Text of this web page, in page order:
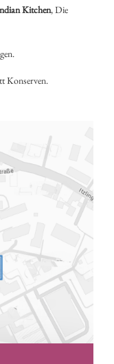
Kitchen, Die
Konserven.